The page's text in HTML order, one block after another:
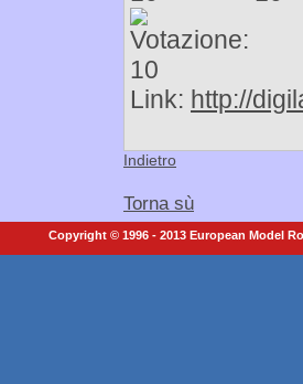
Link: http://
Indietro
Torna sù
Copyright © 1996 - 2013 European Model